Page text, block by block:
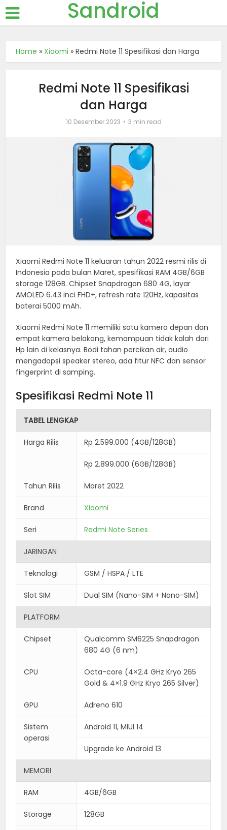
Sandroid
Home » Xiaomi »Redmi Note 11 Spesifikasi dan Harga
Redmi Note 11 Spesifikasi
dan Harga
10 Desember 2023 3 min read
Xiaomi Redmi Note 11 keluaran tahun 2022 resmi rilis di
Indonesia pada bulan Maret, spesifikasi RAM 4GB/6GB
storage 128GB. Chipset Snapdragon 680 4G, layar
AMOLED 6.43 inci FHD+, refresh rate 120Hz, kapasitas
baterai 5000 mAh.
Xiaomi Redmi Note 11 memiliki satu kamera depan dan
empat kamera belakang, kemampuan tidak kalah dari
Hp lain di kelasnya. Bodi tahan percikan air, audio
mengadopsi speaker stereo, ada fitur NFC dan sensor
fingerprint di samping.
Spesifikasi Redmi Note 11
TABEL LENGKAP
Harga Rilis Rp 2.599.000 (4GB/128GB)
Rp 2.899.000 (6GB/128GB)
Tahun Rilis Maret 2022
Brand Xiaomi
Seri Redmi Note Series
JARINGAN
Teknologi GSM / HSPA / LTE
Slot SIM Dual SIM (Nano-SIM + Nano-SIM)
PLATFORM
Chipset
Qualcomm SM6225 Snapdragon
680 4G (6 nm)
CPU
Octa-core (4×2.4 GHz Kryo 265
Gold & 4×1.9 GHz Kryo 265 Silver)
GPU Adreno 610
Sistem
operasi
Android 11, MIUI 14
Upgrade ke Android 13
MEMORI
RAM 4GB/6GB
Storage 128GB